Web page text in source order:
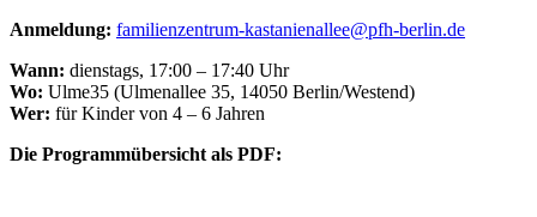
Anmeldung: familienzentrum-kastanienallee@pfh-berlin.de
Wann: dienstags, 17:00 – 17:40 Uhr
Wo: Ulme35 (Ulmenallee 35, 14050 Berlin/Westend)
Wer: für Kinder von 4 – 6 Jahren
Die Programmübersicht als PDF: